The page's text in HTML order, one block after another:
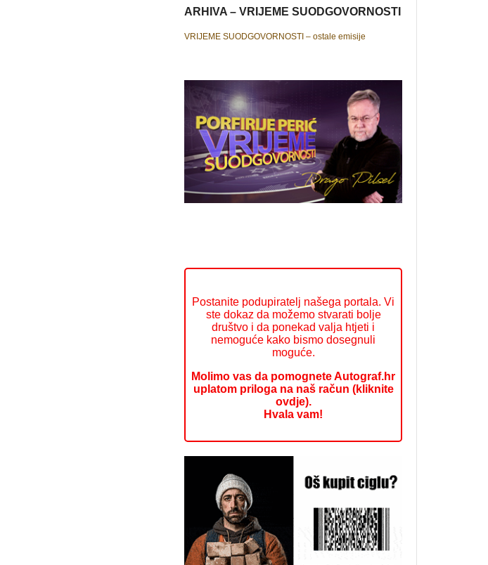
ARHIVA – VRIJEME SUODGOVORNOSTI
VRIJEME SUODGOVORNOSTI – ostale emisije
Postanite podupiratelj našega portala. Vi
ste dokaz da možemo stvarati bolje
društvo i da ponekad valja htjeti i
nemoguće kako bismo dosegnuli
moguće.
Molimo vas da pomognete Autograf.hr
uplatom priloga na naš račun (kliknite
ovdje).
Hvala vam!